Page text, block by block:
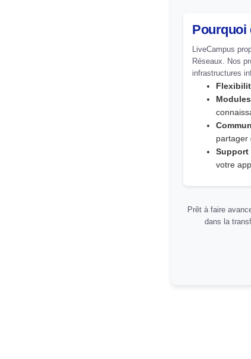
Pourquoi
LiveCampus
Réseaux. Nos
infrastructures
partager
Support
votre
Prêt à faire
dans la